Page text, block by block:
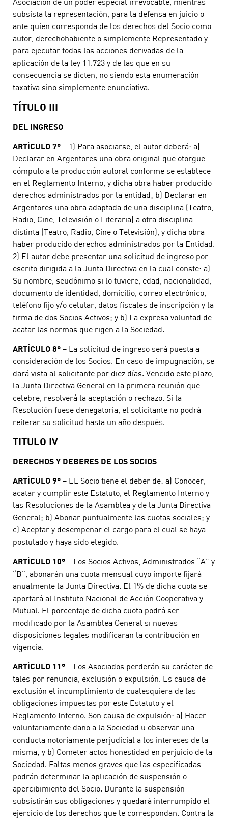
subsista la representación, para la defensa en juicio o
ante quien corresponda de los derechos del Socio como
autor, derechohabiente o simplemente Representado y
para ejecutar todas las acciones derivadas de la
aplicación de la ley 11.723 y de las que en su
consecuencia se dicten, no siendo esta enumeración
taxativa sino simplemente enunciativa.
TÍTULO III
DEL INGRESO
ARTÍCULO 7º – 1) Para asociarse, el autor deberá: a)
Declarar en Argentores una obra original que otorgue
cómputo a la producción autoral conforme se establece
en el Reglamento Interno, y dicha obra haber producido
derechos administrados por la entidad; b) Declarar en
Argentores una obra adaptada de una disciplina (Teatro,
Radio, Cine, Televisión o Literaria) a otra disciplina
distinta (Teatro, Radio, Cine o Televisión), y dicha obra
haber producido derechos administrados por la Entidad.
2) El autor debe presentar una solicitud de ingreso por
escrito dirigida a la Junta Directiva en la cual conste: a)
Su nombre, seudónimo si lo tuviere, edad, nacionalidad,
documento de identidad, domicilio, correo electrónico,
teléfono fijo y/o celular, datos fiscales de inscripción y la
firma de dos Socios Activos; y b) La expresa voluntad de
acatar las normas que rigen a la Sociedad.
ARTÍCULO 8º – La solicitud de ingreso será puesta a
consideración de los Socios. En caso de impugnación, se
dará vista al solicitante por diez días. Vencido este plazo,
la Junta Directiva General en la primera reunión que
celebre, resolverá la aceptación o rechazo. Si la
Resolución fuese denegatoria, el solicitante no podrá
reiterar su solicitud hasta un año después.
TITULO IV
DERECHOS Y DEBERES DE LOS SOCIOS
ARTÍCULO 9º – EL Socio tiene el deber de: a) Conocer,
acatar y cumplir este Estatuto, el Reglamento Interno y
las Resoluciones de la Asamblea y de la Junta Directiva
General; b) Abonar puntualmente las cuotas sociales; y
c) Aceptar y desempeñar el cargo para el cual se haya
postulado y haya sido elegido.
ARTÍCULO 10º – Los Socios Activos, Administrados “A” y
“B”, abonarán una cuota mensual cuyo importe fijará
anualmente la Junta Directiva. El 1% de dicha cuota se
aportará al Instituto Nacional de Acción Cooperativa y
Mutual. El porcentaje de dicha cuota podrá ser
modificado por la Asamblea General si nuevas
disposiciones legales modificaran la contribución en
vigencia.
ARTÍCULO 11º – Los Asociados perderán su carácter de
tales por renuncia, exclusión o expulsión. Es causa de
exclusión el incumplimiento de cualesquiera de las
obligaciones impuestas por este Estatuto y el
Reglamento Interno. Son causa de expulsión: a) Hacer
voluntariamente daño a la Sociedad u observar una
conducta notoriamente perjudicial a los intereses de la
misma; y b) Cometer actos honestidad en perjuicio de la
Sociedad. Faltas menos graves que las especificadas
podrán determinar la aplicación de suspensión o
apercibimiento del Socio. Durante la suspensión
subsistirán sus obligaciones y quedará interrumpido el
ejercicio de los derechos que le correspondan. Contra la